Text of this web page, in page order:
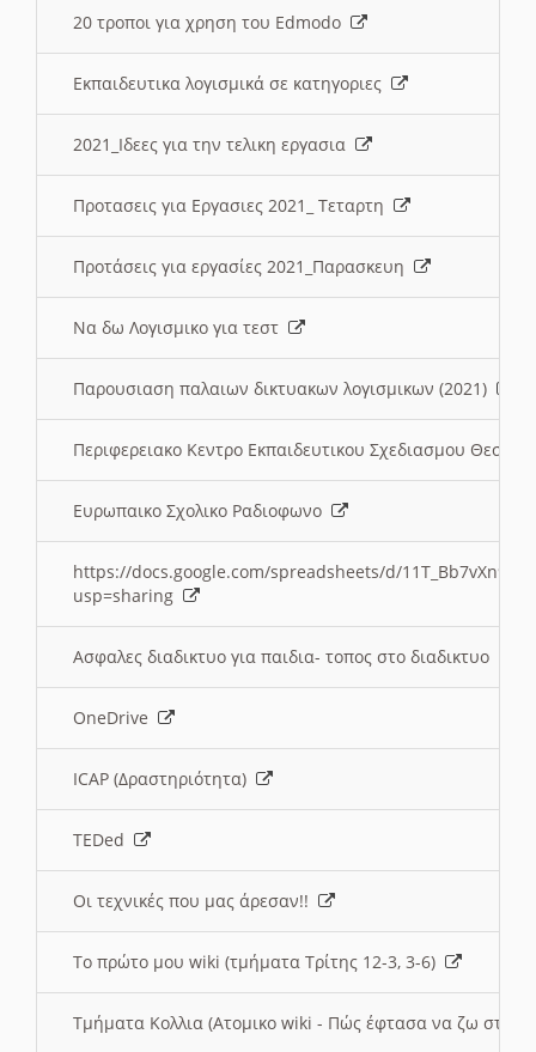
20 τροποι για χρηση του Edmodo
Εκπαιδευτικα λογισμικά σε κατηγοριες
2021_Ιδεες για την τελικη εργασια
Προτασεις για Εργασιες 2021_ Τεταρτη
Προτάσεις για εργασίες 2021_Παρασκευη
Να δω Λογισμικο για τεστ
Παρουσιαση παλαιων δικτυακων λογισμικων (2021)
Περιφερειακο Κεντρο Εκπαιδευτικου Σχεδιασμου
Ευρωπαικο Σχολικο Ραδιοφωνο
https://docs.google.com/spreadsheets/d/
usp=sharing
Ασφαλες διαδικτυο για παιδια- τοπος στο διαδικτυο
OneDrive
ICAP (Δραστηριότητα)
TEDed
Οι τεχνικές που μας άρεσαν!!
Το πρώτο μου wiki (τμήματα Τρίτης 12-3, 3-6)
Τμήματα Κολλια (Ατομικο wiki - Πώς έφτασα να ζω στην